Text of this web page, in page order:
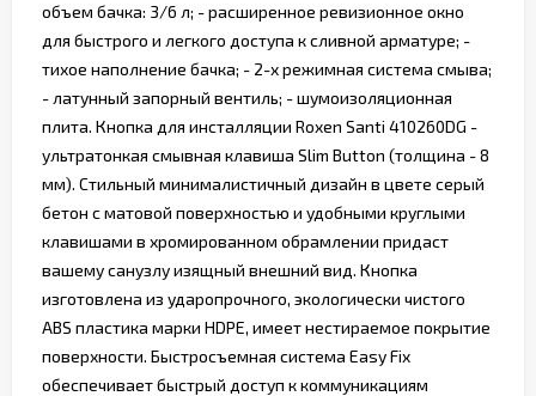
объем бачка: 3/6 л; - расширенное ревизионное окно
для быстрого и легкого доступа к сливной арматуре; -
тихое наполнение бачка; - 2-х режимная система смыва;
- латунный запорный вентиль; - шумоизоляционная
плита. Кнопка для инсталляции Roxen Santi 410260DG -
ультратонкая смывная клавиша Slim Button (толщина - 8
мм). Стильный минималистичный дизайн в цвете серый
бетон с матовой поверхностью и удобными круглыми
клавишами в хромированном обрамлении придаст
вашему санузлу изящный внешний вид. Кнопка
изготовлена из ударопрочного, экологически чистого
ABS пластика марки HDPE, имеет нестираемое покрытие
поверхности. Быстросъемная система Easy Fix
обеспечивает быстрый доступ к коммуникациям